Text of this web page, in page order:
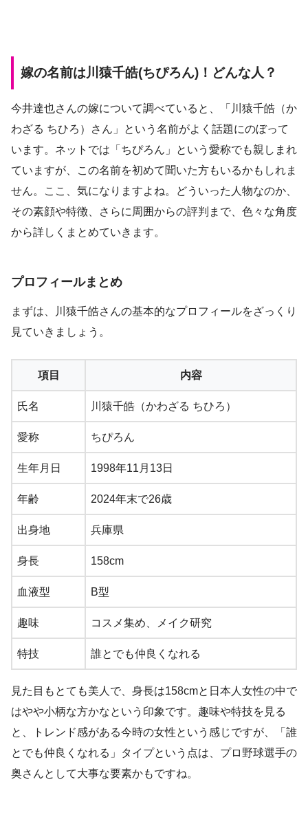
嫁の名前は川猿千皓(ちぴろん)！どんな人？
今井達也さんの嫁について調べていると、「川猿千皓（か
わざる ちひろ）さん」という名前がよく話題にのぼって
います。ネットでは「ちぴろん」という愛称でも親しまれ
ていますが、この名前を初めて聞いた方もいるかもしれま
せん。ここ、気になりますよね。どういった人物なのか、
その素顔や特徴、さらに周囲からの評判まで、色々な角度
から詳しくまとめていきます。
プロフィールまとめ
まずは、川猿千皓さんの基本的なプロフィールをざっくり
見ていきましょう。
項目 内容
氏名 川猿千皓（かわざる ちひろ）
愛称 ちぴろん
生年月日 1998年11月13日
年齢 2024年末で26歳
出身地 兵庫県
身長 158cm
血液型 B型
趣味 コスメ集め、メイク研究
特技 誰とでも仲良くなれる
見た目もとても美人で、身長は158cmと日本人女性の中で
はやや小柄な方かなという印象です。趣味や特技を見る
と、トレンド感がある今時の女性という感じですが、「誰
とでも仲良くなれる」タイプという点は、プロ野球選手の
奥さんとして大事な要素かもですね。